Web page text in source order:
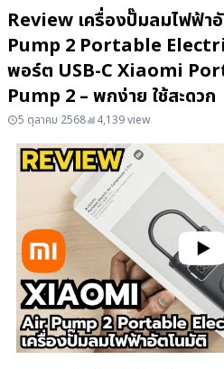
Review เครื่องปั๊มลมไฟฟ้
Pump 2 Portable
พอร์ต USB-C Xiaomi
Pump 2 – พกง่าย ใช้สะดวก
5 ตุลาคม 2568 4,139 view